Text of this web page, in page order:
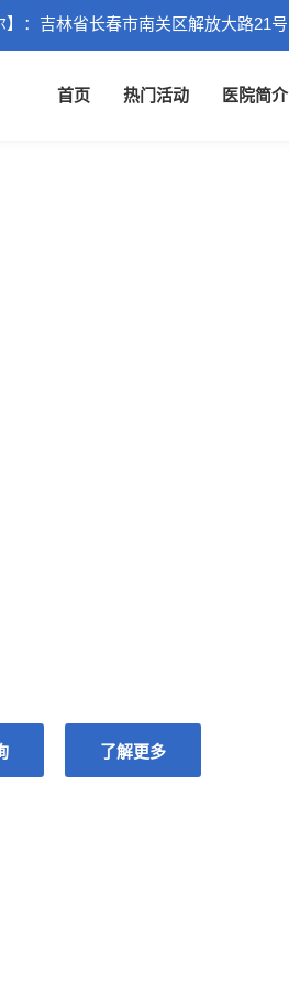
】：吉林省长春市南关区解放大路21号
首页 热门活动 医院简介
了解更多